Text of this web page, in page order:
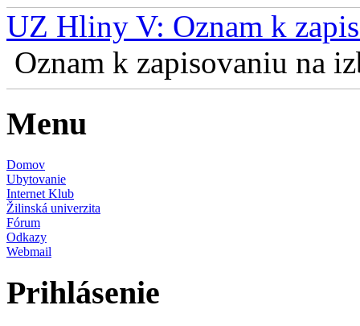
UZ Hliny V: Oznam k
Oznam k zapisovaniu na
Menu
Domov
Ubytovanie
Internet Klub
Žilinská univerzita
Fórum
Odkazy
Webmail
Prihlásenie